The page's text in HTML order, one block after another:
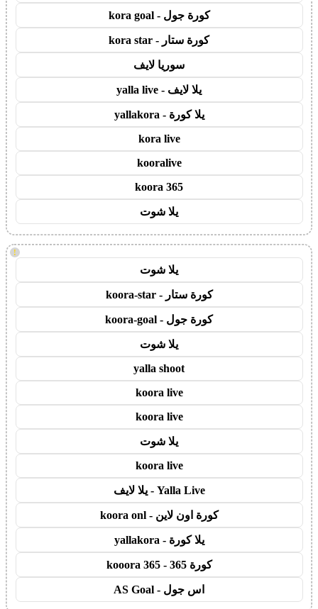
كورة جول - kora goal
كورة ستار - kora star
سوريا لايف
يلا لايف - yalla live
يلا كورة - yallakora
kora live
kooralive
koora 365
يلا شوت
!
يلا شوت
كورة ستار - koora-star
كورة جول - koora-goal
يلا شوت
yalla shoot
koora live
koora live
يلا شوت
koora live
Yalla Live - يلا لايف
كورة اون لاين - koora onl
يلا كورة - yallakora
كورة 365 - kooora 365
اس جول - AS Goal